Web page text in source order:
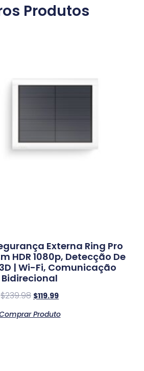
Produtos
Externa Ring Pro
HDR 1080p, Detecção De
| Wi-Fi, Comunicação
Bidirecional
$239.98 $119.99
Produto